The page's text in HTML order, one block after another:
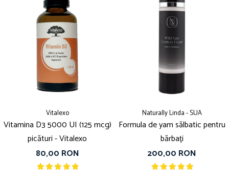
Vitalexo
Vitamina D3 5000 UI (125 mcg)
picături - Vitalexo
80,00 RON
Naturally Linda - SUA
Formula de yam sălbatic pentru
bărbați
200,00 RON